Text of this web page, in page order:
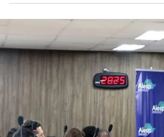
segunda-feira (23/04) pela Assembleia
Legislativa, em Diadema, para colher da